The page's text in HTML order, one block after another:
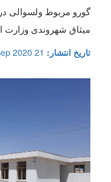
گورو مربوط ولسوالی
میثاق شهروندی وزارت
تاریخ انتشار: 21 Sep 2020